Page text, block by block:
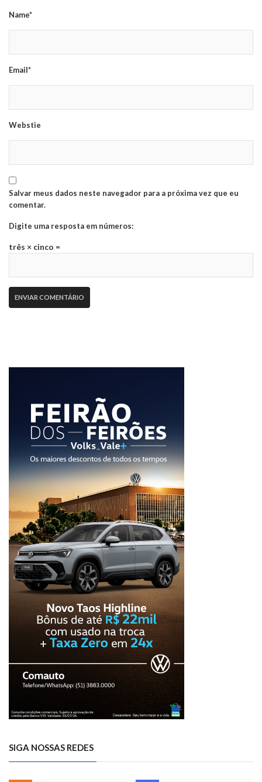
Name*
Email*
Webstie
Salvar meus dados neste navegador para a próxima vez que eu
comentar.
Digite uma resposta em números:
três × cinco =
SIGA NOSSAS REDES